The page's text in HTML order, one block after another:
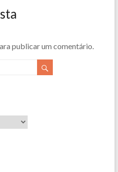
publicar um comentário.